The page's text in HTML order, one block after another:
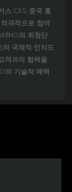
스 CES, 중국 홍
극적으로 참여
의 최첨단
의 국제적 인지도
객과의 협력을
의 기술적 매력